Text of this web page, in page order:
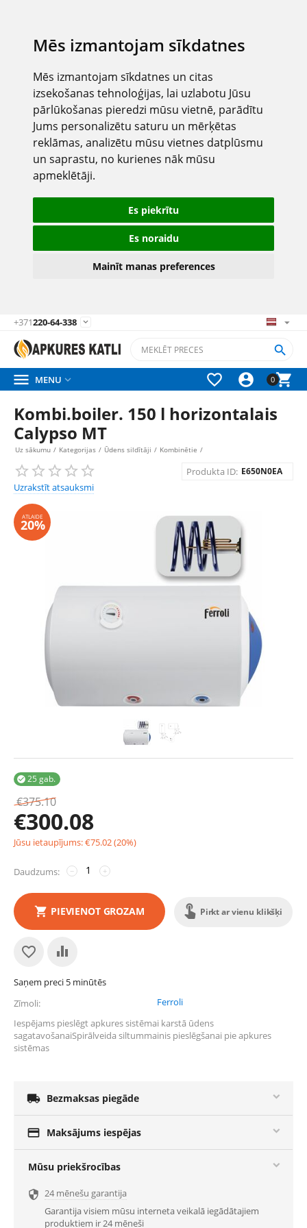
Mēs izmantojam sīkdatnes
Mēs izmantojam sīkdatnes un citas
izsekošanas tehnoloģijas, lai uzlabotu Jūsu
pārlūkošanas pieredzi mūsu vietnē, parādītu
Jums personalizētu saturu un mērķētas
reklāmas, analizētu mūsu vietnes datplūsmu
un saprastu, no kurienes nāk mūsu
apmeklētāji.
Es piekrītu
Es noraidu
Mainīt manas preferences
+371220-64-338 
0



 MENU 
Kombi.boiler. 150 l horizontalais
Calypso MT
Uz sākumu / Kategorijas / Ūdens sildītāji / Kombinētie /
Uzrakstīt atsauksmi
Produkta ID: E650N0EA
ATLAIDE
20%
25 gab.

€375.10
€300.08
Jūsu ietaupījums:€75.02(20%)
Daudzums: +
−
PIEVIENOT GROZAM Pirkt ar vienu klikšķi
Saņem preci 5 minūtēs
Zīmoli
Ferroli
Iespējams pieslēgt apkures sistēmai karstā ūdens
sagatavošanaiSpirālveida siltummainis pieslēgšanai pie apkures
sistēmas
 Bezmaksas piegāde
 Maksājums iespējas
Mūsu priekšrocības
 24 mēnešu garantija
Garantija visiem mūsu interneta veikalā iegādātajiem
produktiem ir 24 mēneši